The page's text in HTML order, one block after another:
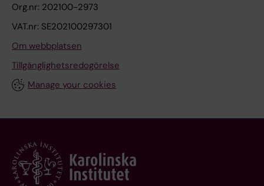
Org.nr: 202100-2973
VAT.nr: SE202100297301
Om webbplatsen
Tillgänglighetsredogörelse
Manage your cookies